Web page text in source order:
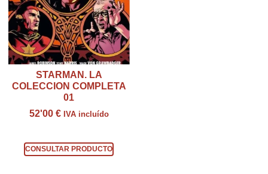
STARMAN. LA
COLECCION COMPLETA
01
52'00 € IVA incluído
CONSULTAR PRODUCTO